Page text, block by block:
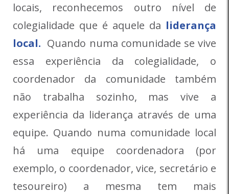
locais, reconhecemos outro nível de
colegialidade que é aquele da liderança
local. Quando numa comunidade se vive
essa experiência da colegialidade, o
coordenador da comunidade também
não trabalha sozinho, mas vive a
experiência da liderança através de uma
equipe. Quando numa comunidade local
há uma equipe coordenadora (por
exemplo, o coordenador, vice, secretário e
tesoureiro) a mesma tem mais